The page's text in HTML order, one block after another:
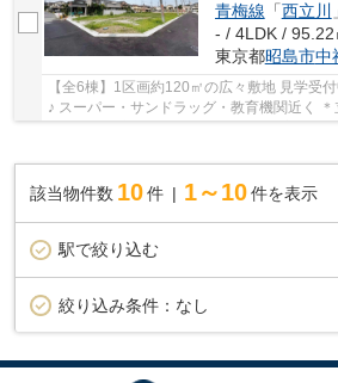
青梅線 「西立川
- / 4LDK / 95.22
東京都昭島市中
【全6棟】1区画約120㎡の広々敷地 見学受
♪ スーパー・サンドラッグ・教育機関近く ＊立地と間取りと設備仕様の
該当物件数 10件 1～10 件を表示
駅で絞り込む
絞り込み条件： なし